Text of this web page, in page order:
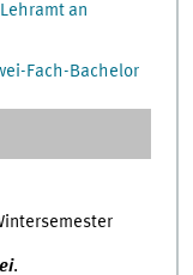
an
Fach-Bachelor
.